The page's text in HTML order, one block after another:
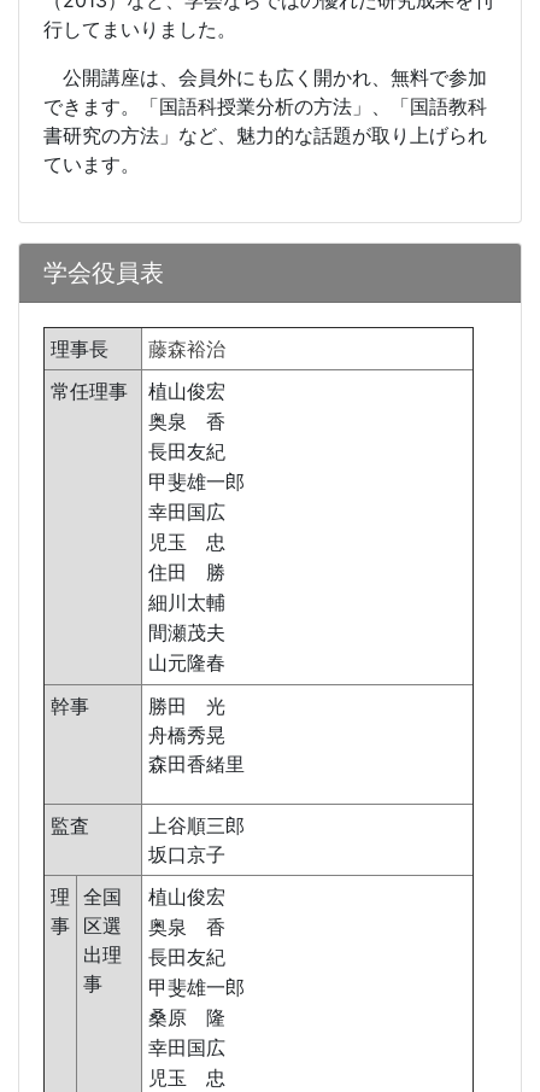
行してまいりました。
公開講座は、会員外にも広く開かれ、無料で参加
できます。「国語科授業分析の方法」、「国語教科
書研究の方法」など、魅力的な話題が取り上げられ
ています。
学会役員表
理事長
藤森裕治
常任理事
植山俊宏
奥泉 香
長田友紀
甲斐雄一郎
幸田国広
児玉 忠
住田 勝
細川太輔
間瀬茂夫
山元隆春
幹事
勝田 光
舟橋秀晃
森田香緒里
監査
上谷順三郎
坂口京子
理
事
全国
区選
出理
事
植山俊宏
奥泉 香
長田友紀
甲斐雄一郎
桑原 隆
幸田国広
児玉 忠